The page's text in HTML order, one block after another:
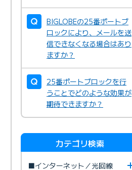
BIGLOBEの25番ポートブ
ロックにより、メールを送
信できなくなる場合はあり
ますか？
25番ポートブロックを行
うことでどのような効果が
期待できますか？
カテゴリ検索
■インターネット／光回線